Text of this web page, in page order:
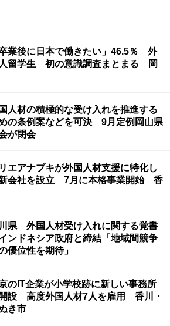
卒業後に日本で働きたい」46.5％ 外
留学生 初の意識調査まとまる 岡
人材の積極的な受け入れを推進する
の条例案などを可決 9月定例岡山県
が閉会
エアナブキが外国人材支援に特化し
会社を設立 7月に本格事業開始 香
県 外国人材受け入れに関する覚書
ンドネシア政府と締結「地域間競争
優位性を期待」
のIT企業が小学校跡に新しい事務所
設 高度外国人材7人を雇用 香川・
き市